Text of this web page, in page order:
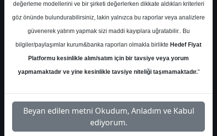
Kurum Sayısı
17
10 1
Paralel
Get.
2
Üstü
Get.
3
Yok
1
Cuma, 09 Ocak 2026
değerleme modellerini ve bir şirketi değerlerken dikkate aldıkları kriterleri
göz önünde bulundurabilirsiniz, lakin yalnızca bu raporlar veya analizlere
güvenerek yatırım yapmak sizi maddi kayıplara uğratabilir.. Bu
bilgiler/paylaşımlar kurum&banka raporları olmakla birlikte Hedef Fiyat
Platformu kesinlikle alım/satım için bir tavsiye veya yorum
yapmamaktadır ve yine kesinlikle tavsiye niteliği taşımamaktadır."
Beyan edilen metni Okudum, Anladım ve Kabul
ediyorum.